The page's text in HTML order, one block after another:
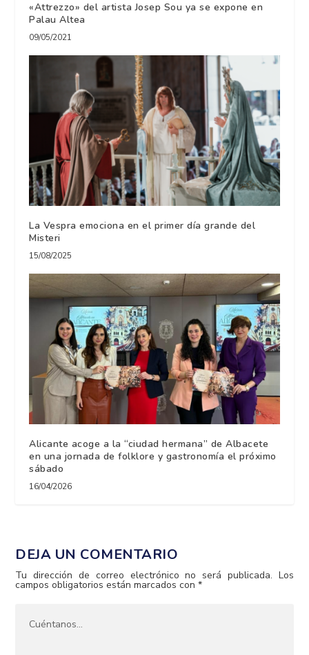
«Attrezzo» del artista Josep Sou ya se expone en
Palau Altea
09/05/2021
La Vespra emociona en el primer día grande del
Misteri
15/08/2025
Alicante acoge a la “ciudad hermana” de Albacete
en una jornada de folklore y gastronomía el próximo
sábado
16/04/2026
DEJA UN COMENTARIO
Tu dirección de correo electrónico no será publicada. Los
campos obligatorios están marcados con*